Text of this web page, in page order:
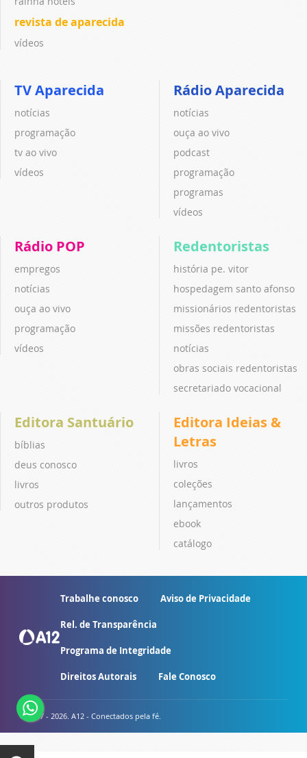
revista de aparecida
vídeos
TV Aparecida
notícias
programação
tv ao vivo
vídeos
Rádio Aparecida
notícias
ouça ao vivo
podcast
programação
programas
vídeos
Rádio POP
empregos
notícias
ouça ao vivo
programação
vídeos
Redentoristas
história pe. vitor
hospedagem santo afonso
missionários redentoristas
missões redentoristas
notícias
obras sociais redentoristas
secretariado vocacional
Editora Santuário
bíblias
deus conosco
livros
outros produtos
Editora Ideias &
Letras
livros
coleções
lançamentos
ebook
catálogo
Trabalhe conosco Aviso de Privacidade
Rel. de Transparência
Programa de Integridade
Direitos Autorais Fale Conosco
© 2007 - 2026. A12 - Conectados pela fé.